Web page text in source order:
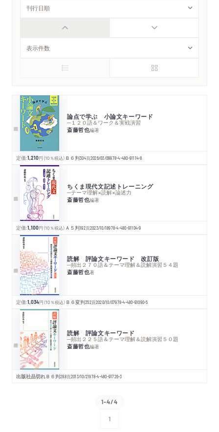
論点で学ぶ 小論文キーワード
─１２０語＆ワーク＆実戦演習
斎藤哲也編著
定価:1,210円 （10％税込） Ｂ６判304頁2026/03/09978-4-480-91114-8
ちくま現代文記述トレーニング
─テーマ理解×読解×論述力
斎藤哲也編著
定価:1,100円 （10％税込） Ａ５判192頁2023/10/18978-4-480-91104-9
読解 評論文キーワード 改訂版
─頻出２７０語＆テーマ理解＆読解演習５４題
斎藤哲也著
定価:1,034円 （10％税込） Ｂ６変判352頁2020/10/07978-4-480-91090-5
読解 評論文キーワード
─頻出２２５語＆テーマ理解＆読解演習５０題
斎藤哲也編著
出版社品切れＢ６判288頁2013/10/21978-4-480-91726-3
1-4/4
1